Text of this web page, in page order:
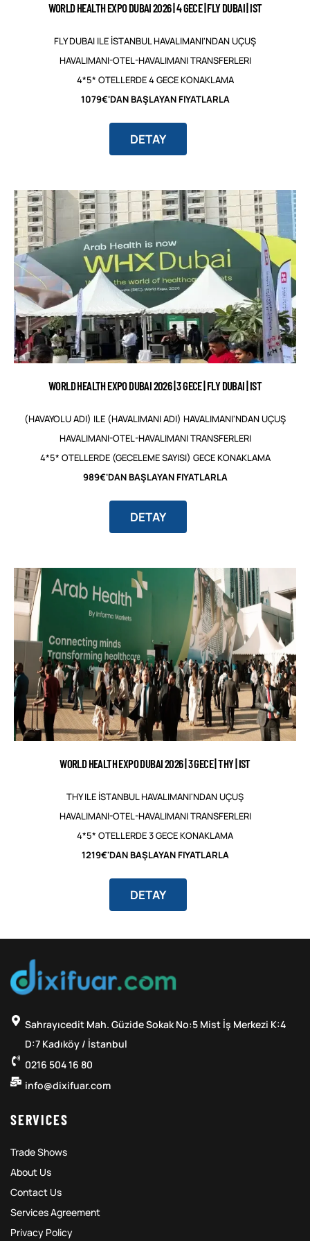
WORLD HEALTH EXPO DUBAI 2026 | 4 GECE | FLY DUBAI | IST
FLY DUBAI ILE İSTANBUL HAVALIMANI'NDAN UÇUŞ
HAVALIMANI-OTEL-HAVALIMANI TRANSFERLERI
4*5* OTELLERDE 4 GECE KONAKLAMA
1079€'DAN BAŞLAYAN FIYATLARLA
DETAY
WORLD HEALTH EXPO DUBAI 2026 | 3 GECE | FLY DUBAI | IST
(HAVAYOLU ADI) ILE (HAVALIMANI ADI) HAVALIMANI'NDAN UÇUŞ
HAVALIMANI-OTEL-HAVALIMANI TRANSFERLERI
4*5* OTELLERDE (GECELEME SAYISI) GECE KONAKLAMA
989€'DAN BAŞLAYAN FIYATLARLA
DETAY
WORLD HEALTH EXPO DUBAI 2026 | 3 GECE | THY | IST
THY ILE İSTANBUL HAVALIMANI'NDAN UÇUŞ
HAVALIMANI-OTEL-HAVALIMANI TRANSFERLERI
4*5* OTELLERDE 3 GECE KONAKLAMA
1219€'DAN BAŞLAYAN FIYATLARLA
DETAY
Sahrayıcedit Mah. Güzide Sokak No:5 Mist İş Merkezi K:4
D:7 Kadıköy / İstanbul
0216 504 16 80
info@dixifuar.com
SERVICES
Trade Shows
About Us
Contact Us
Services Agreement
Privacy Policy